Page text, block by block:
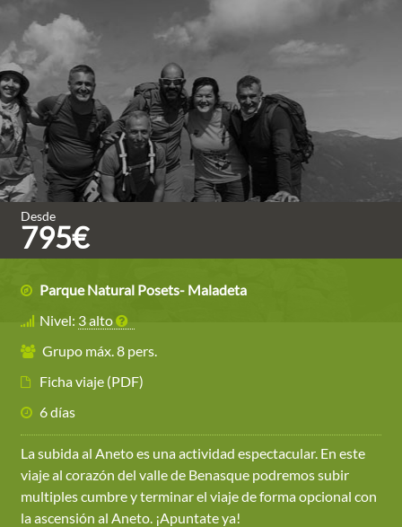
Desde
795€
Parque Natural Posets- Maladeta
Nivel: 3 alto
Grupo máx. 8 pers.
Ficha viaje (PDF)
6 días
La subida al Aneto es una actividad espectacular. En este
viaje al corazón del valle de Benasque podremos subir
multiples cumbre y terminar el viaje de forma opcional con
la ascensión al Aneto. ¡Apuntate ya!